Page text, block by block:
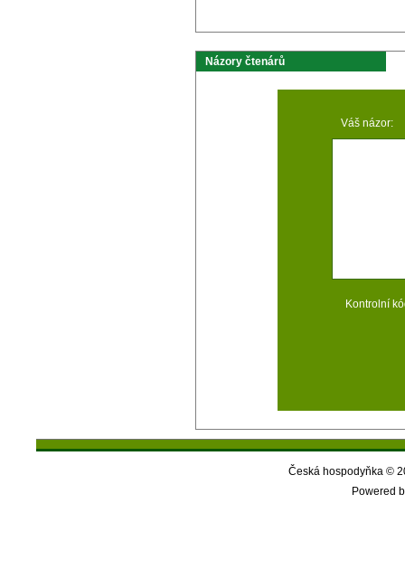
Názory čtenárů
Váš názor:
Kontrolní
Česká hospodyňka ©
Powered